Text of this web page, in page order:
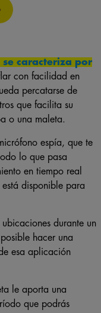
se caracteriza por
con facilidad en
percatarse de
que facilita su
o una maleta.
espía, que te
lo que pasa
en tiempo real
disponible para
durante un
hacer una
esa aplicación
le aporta una
que podrás